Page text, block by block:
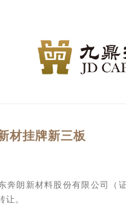
材挂牌新三板
奔朗新材料股份有限公司（
让。